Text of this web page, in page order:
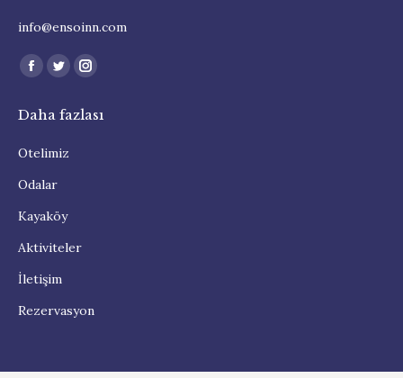
info@ensoinn.com
Find us on:
Facebook
opens
in
window
Twitter
opens
in
Instagram
opens
Daha fazlası
Otelimiz
Odalar
Kayaköy
Aktiviteler
İletişim
Rezervasyon